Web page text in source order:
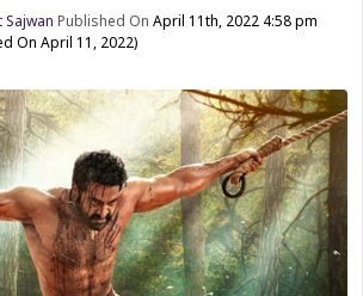
Sajwan Published OnApril 11th, 2022 4:58 pm
On April 11, 2022)